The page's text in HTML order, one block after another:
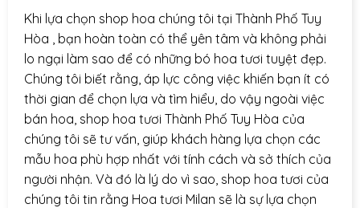
Khi lựa chọn shop hoa chúng tôi tại Thành Phố Tuy
Hòa , bạn hoàn toàn có thể yên tâm và không phải
lo ngại làm sao để có những bó hoa tươi tuyệt đẹp.
Chúng tôi biết rằng, áp lực công việc khiến bạn ít có
thời gian để chọn lựa và tìm hiểu, do vậy ngoài việc
bán hoa, shop hoa tươi Thành Phố Tuy Hòa của
chúng tôi sẽ tư vấn, giúp khách hàng lựa chọn các
mẫu hoa phù hợp nhất với tính cách và sở thích của
người nhận. Và đó là lý do vì sao, shop hoa tươi của
chúng tôi tin rằng Hoa tươi Milan sẽ là sự lựa chọn